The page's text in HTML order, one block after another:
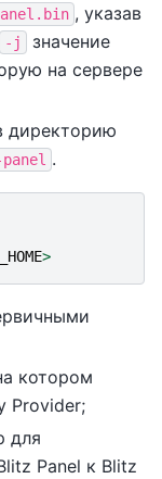
, указав
-j значение
на сервере
директорию
.
>
котором
Provider;
для
Panel к Blitz